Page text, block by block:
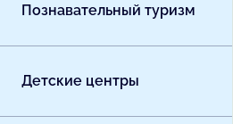
Познавательный туризм
Детские центры